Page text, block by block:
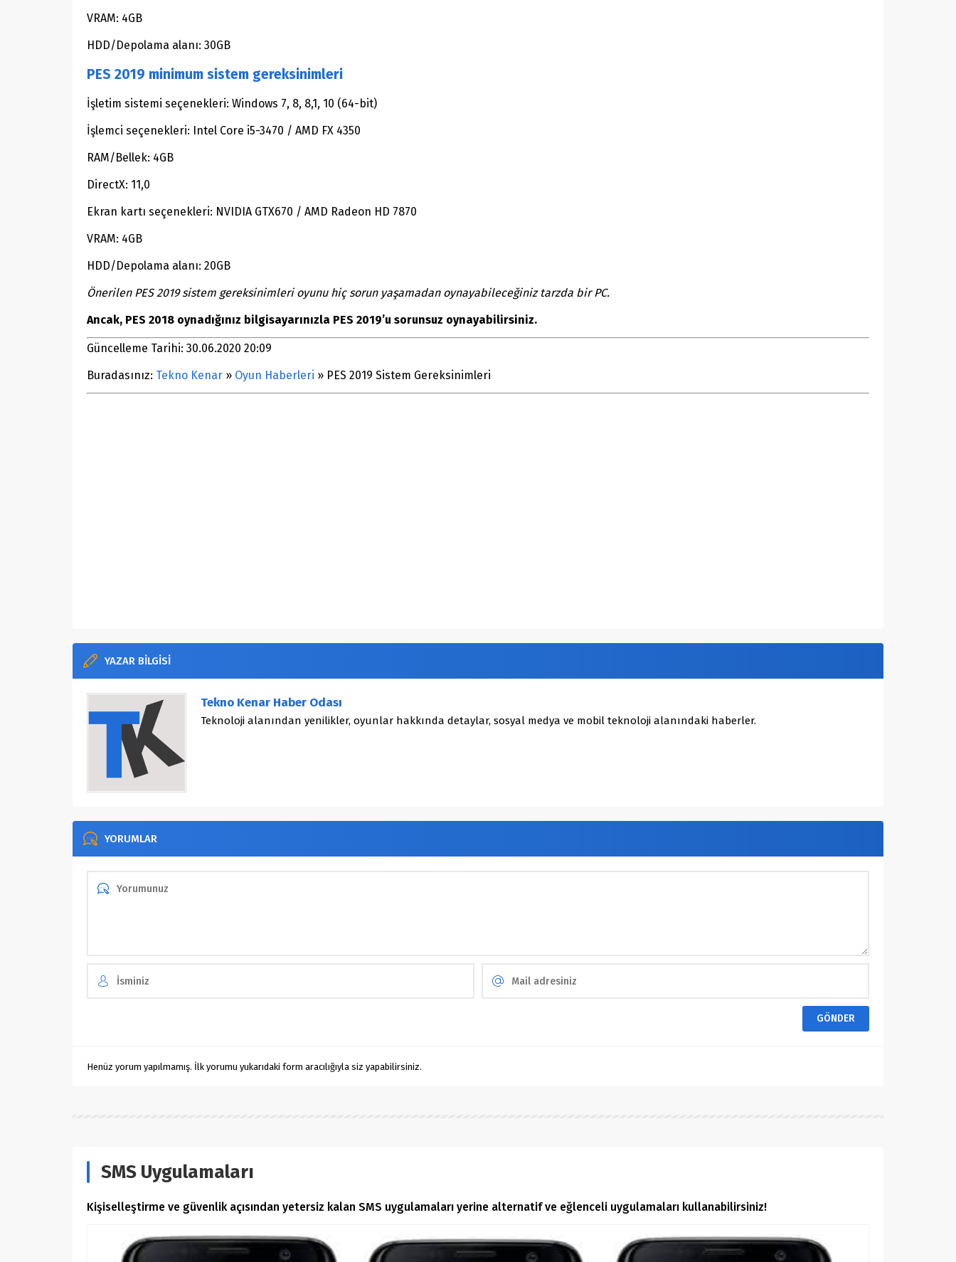
VRAM: 4GB
HDD/Depolama alanı: 30GB
PES 2019 minimum sistem gereksinimleri
İşletim sistemi seçenekleri: Windows 7, 8, 8,1, 10 (64-bit)
İşlemci seçenekleri: Intel Core i5-3470 / AMD FX 4350
RAM/Bellek: 4GB
DirectX: 11,0
Ekran kartı seçenekleri: NVIDIA GTX670 / AMD Radeon HD 7870
VRAM: 4GB
HDD/Depolama alanı: 20GB
Önerilen PES 2019 sistem gereksinimleri oyunu hiç sorun yaşamadan oynayabileceğiniz tarzda bir PC.
Ancak, PES 2018 oynadığınız bilgisayarınızla PES 2019’u sorunsuz oynayabilirsiniz.
Güncelleme Tarihi: 30.06.2020 20:09
Buradasınız: Tekno Kenar » Oyun Haberleri » PES 2019 Sistem Gereksinimleri
YAZAR BİLGİSİ
Tekno Kenar Haber Odası
Teknoloji alanından yenilikler, oyunlar hakkında detaylar, sosyal medya ve mobil teknoloji alanındaki haberler.
YORUMLAR
Henüz yorum yapılmamış. İlk yorumu yukarıdaki form aracılığıyla siz yapabilirsiniz.
SMS Uygulamaları
Kişiselleştirme ve güvenlik açısından yetersiz kalan SMS uygulamaları yerine alternatif ve eğlenceli uygulamaları kullanabilirsiniz!